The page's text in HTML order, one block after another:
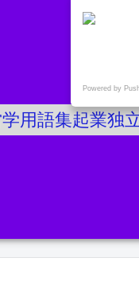
用語集起業独
Powered by